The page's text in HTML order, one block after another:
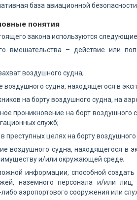
база авиационной
понятия
закона используются
вмешательства – действие или
воздушного судна;
воздушного судна, находящегося в
на борту воздушного судна, на
проникновение на борт
служб;
преступных целях на борту
воздушного судна, находящегося в
и/или окружающей среде;
информации, способной создать
наземного персонала и/или
аэропортового сооружения или